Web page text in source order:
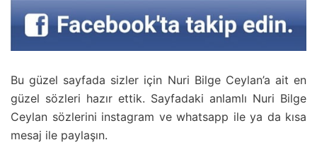
Bu güzel sayfada sizler için Nuri Bilge Ceylan’a ait en
güzel sözleri hazır ettik. Sayfadaki anlamlı Nuri Bilge
Ceylan sözlerini instagram ve whatsapp ile ya da kısa
mesaj ile paylaşın.